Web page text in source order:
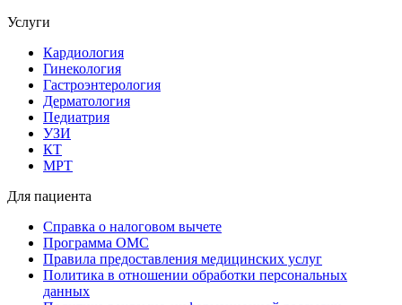
Услуги
Кардиология
Гинекология
Гастроэнтерология
Дерматология
Педиатрия
УЗИ
КТ
МРТ
Для пациента
Справка о налоговом вычете
Программа ОМС
Правила предоставления медицинских услуг
Политика в отношении обработки персональных
данных